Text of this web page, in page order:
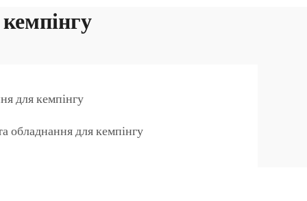
для кемпінгу
обладнання для кемпінгу